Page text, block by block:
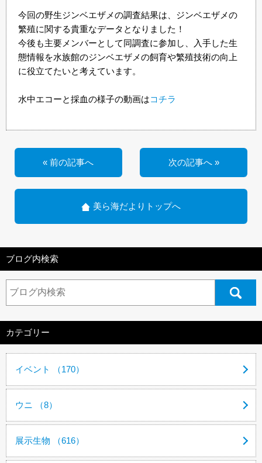
今回の野生ジンベエザメの調査結果は、ジンベエザメの
繁殖に関する貴重なデータとなりました！
今後も主要メンバーとして同調査に参加し、入手した生
態情報を水族館のジンベエザメの飼育や繁殖技術の向上
に役立てたいと考えています。
水中エコーと採血の様子の動画はコチラ
« 前の記事へ 次の記事へ »
美ら海だよりトップへ
ブログ内検索
カテゴリー
イベント （170）
ウニ （8）
展示生物 （616）